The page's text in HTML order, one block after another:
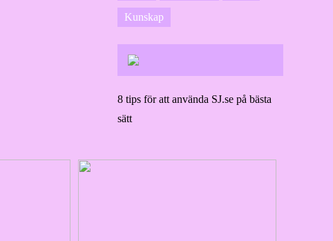
Kunskap
8 tips för att använda SJ.se på bästa
sätt